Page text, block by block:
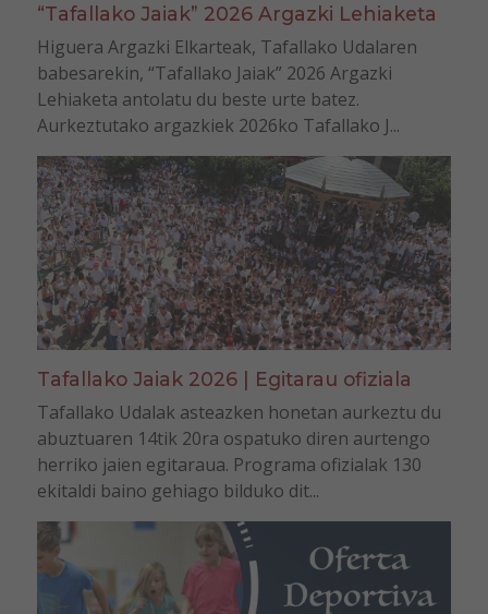
“Tafallako Jaiak” 2026 Argazki Lehiaketa
Higuera Argazki Elkarteak, Tafallako Udalaren
babesarekin, “Tafallako Jaiak” 2026 Argazki
Lehiaketa antolatu du beste urte batez.
Aurkeztutako argazkiek 2026ko Tafallako J...
Tafallako Jaiak 2026 | Egitarau ofiziala
Tafallako Udalak asteazken honetan aurkeztu du
abuztuaren 14tik 20ra ospatuko diren aurtengo
herriko jaien egitaraua. Programa ofizialak 130
ekitaldi baino gehiago bilduko dit...